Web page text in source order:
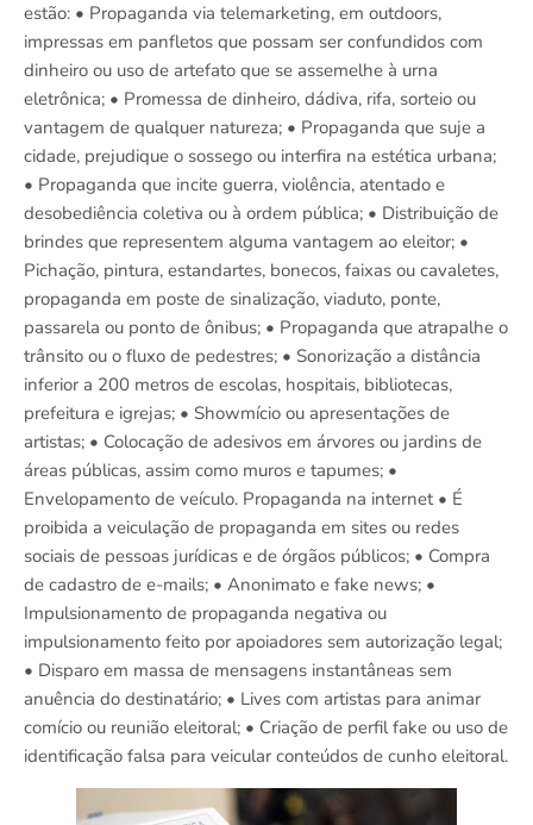
estão: • Propaganda via telemarketing, em outdoors,
impressas em panfletos que possam ser confundidos com
dinheiro ou uso de artefato que se assemelhe à urna
eletrônica; • Promessa de dinheiro, dádiva, rifa, sorteio ou
vantagem de qualquer natureza; • Propaganda que suje a
cidade, prejudique o sossego ou interfira na estética urbana;
• Propaganda que incite guerra, violência, atentado e
desobediência coletiva ou à ordem pública; • Distribuição de
brindes que representem alguma vantagem ao eleitor; •
Pichação, pintura, estandartes, bonecos, faixas ou cavaletes,
propaganda em poste de sinalização, viaduto, ponte,
passarela ou ponto de ônibus; • Propaganda que atrapalhe o
trânsito ou o fluxo de pedestres; • Sonorização a distância
inferior a 200 metros de escolas, hospitais, bibliotecas,
prefeitura e igrejas; • Showmício ou apresentações de
artistas; • Colocação de adesivos em árvores ou jardins de
áreas públicas, assim como muros e tapumes; •
Envelopamento de veículo. Propaganda na internet • É
proibida a veiculação de propaganda em sites ou redes
sociais de pessoas jurídicas e de órgãos públicos; • Compra
de cadastro de e-mails; • Anonimato e fake news; •
Impulsionamento de propaganda negativa ou
impulsionamento feito por apoiadores sem autorização legal;
• Disparo em massa de mensagens instantâneas sem
anuência do destinatário; • Lives com artistas para animar
comício ou reunião eleitoral; • Criação de perfil fake ou uso de
identificação falsa para veicular conteúdos de cunho eleitoral.